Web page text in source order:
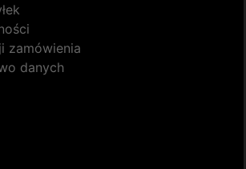
zamówienia
danych